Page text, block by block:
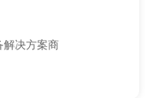
解决方案商